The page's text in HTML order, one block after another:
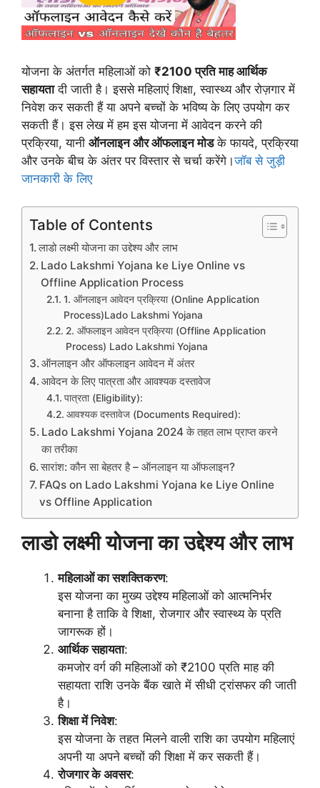
योजना के अंतर्गत महिलाओं को ₹2100 प्रति माह आर्थिक
सहायतादी जाती है। इससे महिलाएं शिक्षा, स्वास्थ्य और रोज़गार में
निवेश कर सकती हैं या अपने बच्चों के भविष्य के लिए उपयोग कर
सकती हैं। इस लेख में हम इस योजना में आवेदन करने की
प्रक्रिया, यानी ऑनलाइन और ऑफलाइन मोडके फायदे, प्रक्रिया
और उनके बीच के अंतर पर विस्तार से चर्चा करेंगे।जॉब से जुड़ी
जानकारी के लिए
Table of Contents
लाडो लक्ष्मी योजना का उद्देश्य और लाभ
Lado Lakshmi Yojana ke Liye Online vs
Offline Application Process
1. ऑनलाइन आवेदन प्रक्रिया (Online Application
Process)Lado Lakshmi Yojana
2. ऑफलाइन आवेदन प्रक्रिया (Offline Application
Process) Lado Lakshmi Yojana
ऑनलाइन और ऑफलाइन आवेदन में अंतर
आवेदन के लिए पात्रता और आवश्यक दस्तावेज
पात्रता (Eligibility):
आवश्यक दस्तावेज (Documents Required):
Lado Lakshmi Yojana 2024 के तहत लाभ प्राप्त करने
का तरीका
सारांश: कौन सा बेहतर है – ऑनलाइन या ऑफलाइन?
FAQs on Lado Lakshmi Yojana ke Liye Online
vs Offline Application
लाडो लक्ष्मी योजना का उद्देश्य और लाभ
महिलाओं का सशक्तिकरण:
इस योजना का मुख्य उद्देश्य महिलाओं को आत्मनिर्भर
बनाना है ताकि वे शिक्षा, रोजगार और स्वास्थ्य के प्रति
जागरूक हों।
आर्थिक सहायता:
कमजोर वर्ग की महिलाओं को ₹2100 प्रति माह की
सहायता राशि उनके बैंक खाते में सीधी ट्रांसफर की जाती
है।
शिक्षा में निवेश:
इस योजना के तहत मिलने वाली राशि का उपयोग महिलाएं
अपनी या अपने बच्चों की शिक्षा में कर सकती हैं।
रोजगार के अवसर: